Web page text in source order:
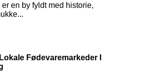
en by fyldt med historie,
Fødevaremarkeder I